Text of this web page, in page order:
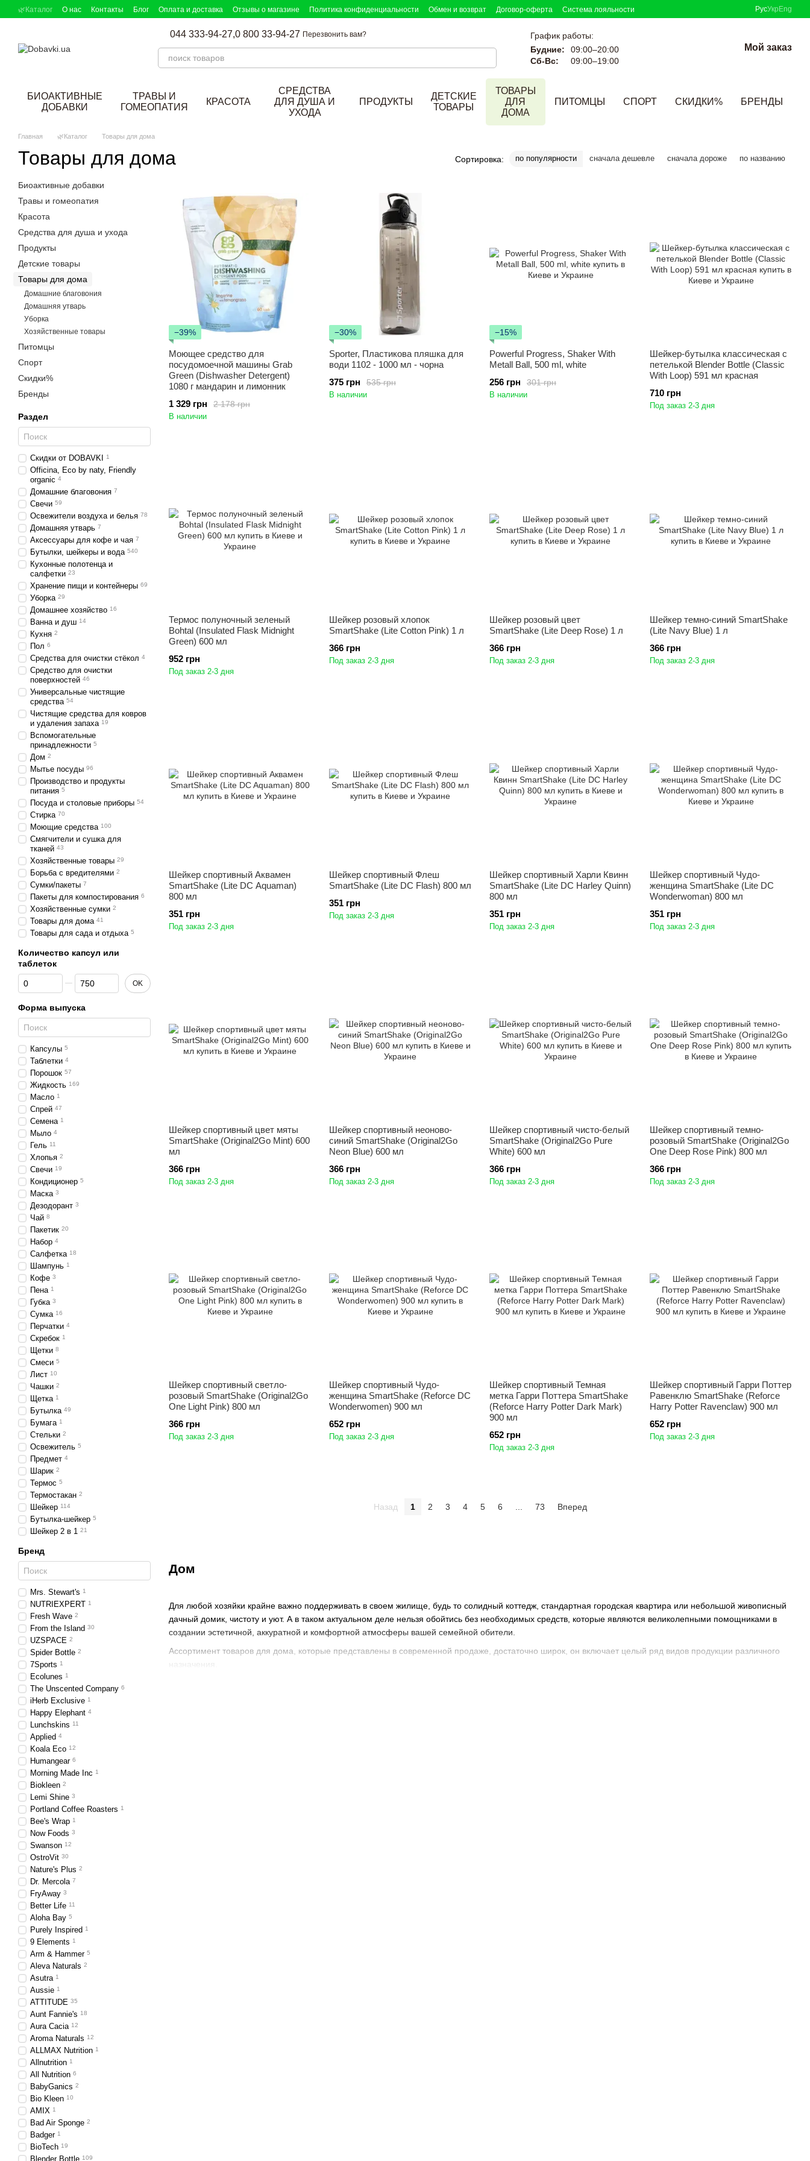
Перейти к основному контенту
🌿Каталог О нас Контакты Блог Оплата и доставка Отзывы о магазине Политика конфиденциальности Обмен и возврат Договор-оферта
Система лояльности
РусУкр Eng
044 333-94-27,0 800 33-94-27 Перезвонить вам?
График работы:
Будние:
09:00–20:00
Сб-Вс:
09:00–19:00
Мой заказ
БИОАКТИВНЫЕ
ДОБАВКИ
ТРАВЫ И
ГОМЕОПАТИЯ
КРАСОТА
СРЕДСТВА
ДЛЯ ДУША И
УХОДА
ПРОДУКТЫ
ДЕТСКИЕ
ТОВАРЫ
ТОВАРЫ
ДЛЯ
ДОМА
ПИТОМЦЫ СПОРТ СКИДКИ% БРЕНДЫ
Главная 🌿Каталог Товары для дома
Товары для дома Сортировка: по популярности сначала дешевле сначала дороже по названию
Дом
Для любой хозяйки крайне важно поддерживать в своем жилище, будь то солидный коттедж, стандартная городская квартира или небольшой живописный
дачный домик, чистоту и уют. А в таком актуальном деле нельзя обойтись без необходимых средств, которые являются великолепными помощниками в
создании эстетичной, аккуратной и комфортной атмосферы вашей семейной обители.
Ассортимент товаров для дома, которые представлены в современной продаже, достаточно широк, он включает целый ряд видов продукции различного
−39%
Моющее средство для
посудомоечной машины Grab
Green (Dishwasher Detergent)
1080 г мандарин и лимонник
2 178 грн
1 329 грн
В наличии
−30%
Sporter, Пластикова пляшка для
води 1102 - 1000 мл - чорна
535 грн
375 грн
В наличии
−15%
Powerful Progress, Shaker With
Metall Ball, 500 ml, white
301 грн
256 грн
В наличии
Шейкер-бутылка классическая с
петелькой Blender Bottle (Classic
With Loop) 591 мл красная
710 грн
Под заказ 2-3 дня
Термос полуночный зеленый
Bohtal (Insulated Flask Midnight
Green) 600 мл
952 грн
Под заказ 2-3 дня
Шейкер розовый хлопок
SmartShake (Lite Cotton Pink) 1 л
366 грн
Под заказ 2-3 дня
Шейкер розовый цвет
SmartShake (Lite Deep Rose) 1 л
366 грн
Под заказ 2-3 дня
Шейкер темно-синий SmartShake
(Lite Navy Blue) 1 л
366 грн
Под заказ 2-3 дня
Шейкер спортивный Аквамен
SmartShake (Lite DC Aquaman)
800 мл
351 грн
Под заказ 2-3 дня
Шейкер спортивный Флеш
SmartShake (Lite DC Flash) 800 мл
351 грн
Под заказ 2-3 дня
Шейкер спортивный Харли Квинн
SmartShake (Lite DC Harley Quinn)
800 мл
351 грн
Под заказ 2-3 дня
Шейкер спортивный Чудо-
женщина SmartShake (Lite DC
Wonderwoman) 800 мл
351 грн
Под заказ 2-3 дня
Шейкер спортивный цвет мяты
SmartShake (Original2Go Mint) 600
мл
366 грн
Под заказ 2-3 дня
Шейкер спортивный неоново-
синий SmartShake (Original2Go
Neon Blue) 600 мл
366 грн
Под заказ 2-3 дня
Шейкер спортивный чисто-белый
SmartShake (Original2Go Pure
White) 600 мл
366 грн
Под заказ 2-3 дня
Шейкер спортивный темно-
розовый SmartShake (Original2Go
One Deep Rose Pink) 800 мл
366 грн
Под заказ 2-3 дня
Шейкер спортивный светло-
розовый SmartShake (Original2Go
One Light Pink) 800 мл
366 грн
Под заказ 2-3 дня
Шейкер спортивный Чудо-
женщина SmartShake (Reforce DC
Wonderwomen) 900 мл
652 грн
Под заказ 2-3 дня
Шейкер спортивный Темная
метка Гарри Поттера SmartShake
(Reforce Harry Potter Dark Mark)
900 мл
652 грн
Под заказ 2-3 дня
Шейкер спортивный Гарри Поттер
Равенклю SmartShake (Reforce
Harry Potter Ravenclaw) 900 мл
652 грн
Под заказ 2-3 дня
Назад 1 2 3 4 5 6 73 Вперед
Биоактивные добавки
Травы и гомеопатия
Красота
Средства для душа и ухода
Продукты
Детские товары
Товары для дома
Домашние благовония
Домашняя утварь
Уборка
Хозяйственные товары
Питомцы
Спорт
Скидки%
Бренды
Раздел
Скидки от DOBAVKI 1
Officina, Eco by naty, Friendly
organic 4
Домашние благовония 7
Свечи 59
Освежители воздуха и белья 78
Домашняя утварь 7
Аксессуары для кофе и чая 7
Бутылки, шейкеры и вода 540
Кухонные полотенца и
салфетки 23
Хранение пищи и контейнеры 69
Уборка 29
Домашнее хозяйство 16
Ванна и душ 14
Кухня 2
Пол 6
Средства для очистки стёкол 4
Средство для очистки
поверхностей 46
Универсальные чистящие
средства 54
Чистящие средства для ковров
и удаления запаха 19
Вспомогательные
принадлежности 5
Дом 2
Мытье посуды 96
Производство и продукты
питания 5
Посуда и столовые приборы 54
Стирка 70
Моющие средства 100
Смягчители и сушка для
тканей 43
Хозяйственные товары 29
Борьба с вредителями 2
Сумки/пакеты 7
Пакеты для компостирования 6
Хозяйственные сумки 2
Товары для дома 41
Товары для сада и отдыха 5
Количество капсул или
таблеток
От Количество капсул или таблеток
До Количество капсул или таблеток
OK
Форма выпуска
Капсулы 5
Таблетки 4
Порошок 57
Жидкость 169
Масло 1
Спрей 47
Семена 1
Мыло 4
Гель 11
Хлопья 2
Свечи 19
Кондиционер 5
Маска 3
Дезодорант 3
Чай 8
Пакетик 20
Набор 4
Салфетка 18
Шампунь 1
Кофе 3
Пена 1
Губка 3
Сумка 16
Перчатки 4
Скребок 1
Щетки 8
Смеси 5
Лист 10
Чашки 2
Щетка 1
Бутылка 49
Бумага 1
Стельки 2
Освежитель 5
Предмет 4
Шарик 2
Термос 5
Термостакан 2
Шейкер 114
Бутылка-шейкер 5
Шейкер 2 в 1 21
Бренд
Mrs. Stewart's 1
NUTRIEXPERT 1
Fresh Wave 2
From the Island 30
UZSPACE 2
Spider Bottle 2
7Sports 1
Ecolunes 1
The Unscented Company 6
iHerb Exclusive 1
Happy Elephant 4
Lunchskins 11
Applied 4
Koala Eco 12
Humangear 6
Morning Made Inc 1
Biokleen 2
Lemi Shine 3
Portland Coffee Roasters 1
Bee's Wrap 1
Now Foods 3
Swanson 12
OstroVit 30
Nature's Plus 2
Dr. Mercola 7
FryAway 3
Better Life 11
Aloha Bay 5
Purely Inspired 1
9 Elements 1
Arm & Hammer 5
Aleva Naturals 2
Asutra 1
Aussie 1
ATTITUDE 35
Aunt Fannie's 18
Aura Cacia 12
Aroma Naturals 12
ALLMAX Nutrition 1
Allnutrition 1
All Nutrition 6
BabyGanics 2
Bio Kleen 10
AMIX 1
Bad Air Sponge 2
Badger 1
BioTech 19
Blender Bottle 109